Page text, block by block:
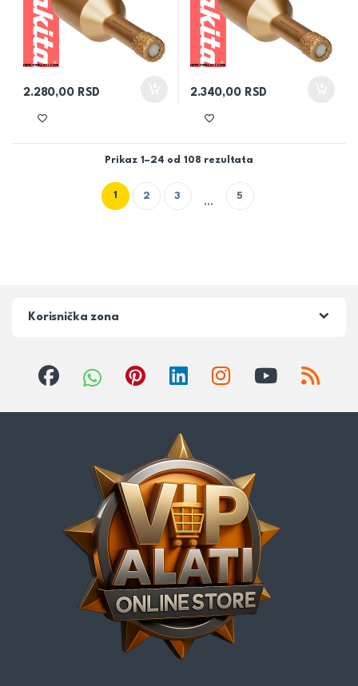
2.280,00 RSD 2.340,00 RSD
Prikaz 1–24 od 108 rezultata
1 2 3
…
5
Korisnička zona